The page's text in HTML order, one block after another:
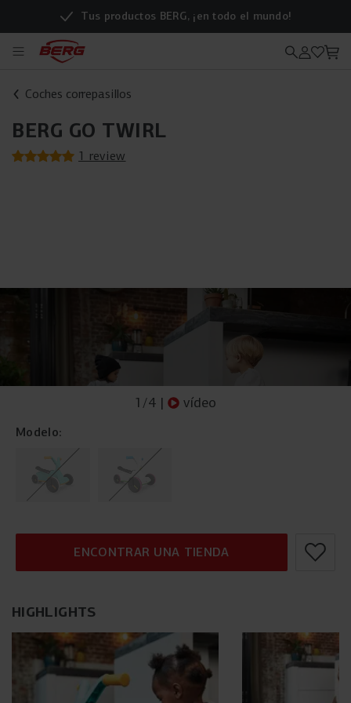
Tus productos BERG, ¡en todo el mundo!
Coches correpasillos
BERG GO TWIRL
1 review
1 /4 | vídeo
HIGHLIGHTS
Modelo:
ENCONTRAR UNA TIENDA